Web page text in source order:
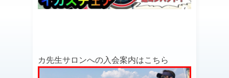
カ先生サロンへの入会案内はこちら